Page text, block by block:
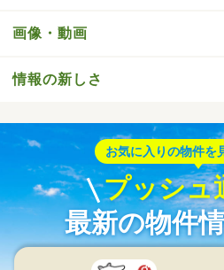
画像・動画
情報の新しさ
お気に入りの物件を
プッシュ
最新の物件